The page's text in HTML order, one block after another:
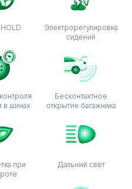
Электрорегулировка
сидений
в шинах
Бесконтактное
открытие багажника
при
Дальний свет